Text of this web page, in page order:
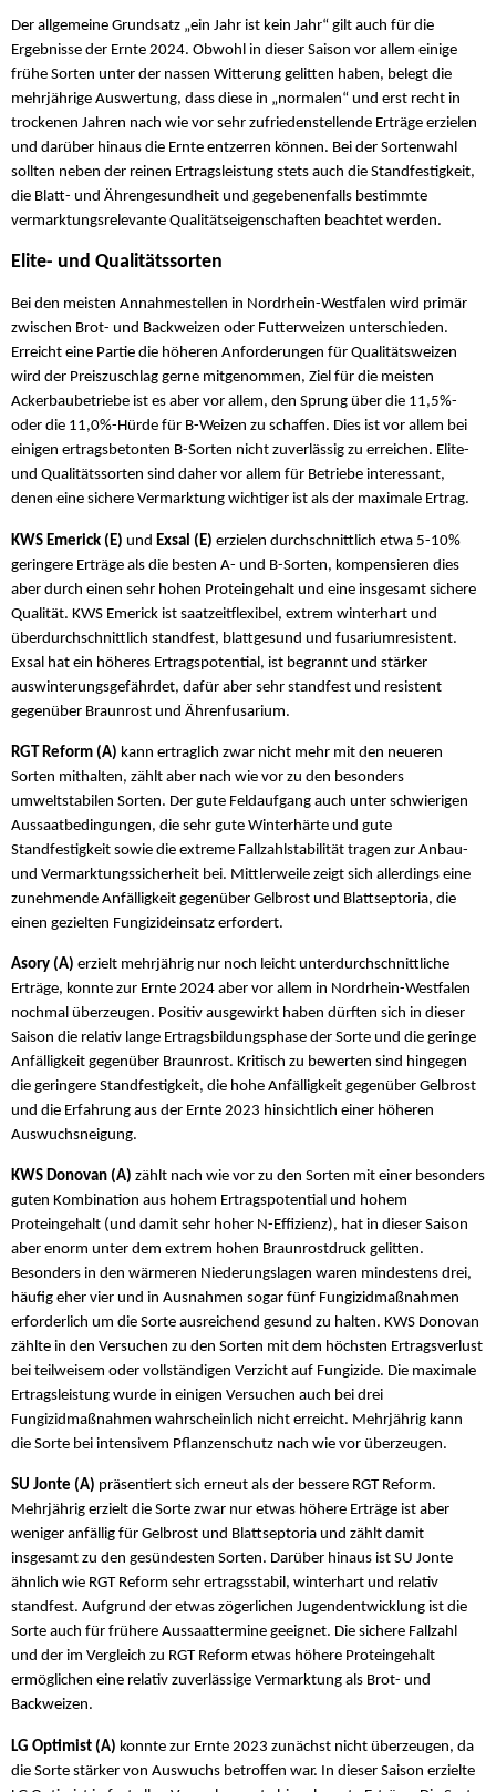
Der allgemeine Grundsatz „ein Jahr ist kein Jahr“ gilt auch für die
Ergebnisse der Ernte 2024. Obwohl in dieser Saison vor allem einige
frühe Sorten unter der nassen Witterung gelitten haben, belegt die
mehrjährige Auswertung, dass diese in „normalen“ und erst recht in
trockenen Jahren nach wie vor sehr zufriedenstellende Erträge erzielen
und darüber hinaus die Ernte entzerren können. Bei der Sortenwahl
sollten neben der reinen Ertragsleistung stets auch die Standfestigkeit,
die Blatt- und Ährengesundheit und gegebenenfalls bestimmte
vermarktungsrelevante Qualitätseigenschaften beachtet werden.
Elite- und Qualitätssorten
Bei den meisten Annahmestellen in Nordrhein-Westfalen wird primär
zwischen Brot- und Backweizen oder Futterweizen unterschieden.
Erreicht eine Partie die höheren Anforderungen für Qualitätsweizen
wird der Preiszuschlag gerne mitgenommen, Ziel für die meisten
Ackerbaubetriebe ist es aber vor allem, den Sprung über die 11,5%-
oder die 11,0%-Hürde für B-Weizen zu schaffen. Dies ist vor allem bei
einigen ertragsbetonten B-Sorten nicht zuverlässig zu erreichen. Elite-
und Qualitätssorten sind daher vor allem für Betriebe interessant,
denen eine sichere Vermarktung wichtiger ist als der maximale Ertrag.
KWS Emerick (E) und Exsal (E) erzielen durchschnittlich etwa 5-10%
geringere Erträge als die besten A- und B-Sorten, kompensieren dies
aber durch einen sehr hohen Proteingehalt und eine insgesamt sichere
Qualität. KWS Emerick ist saatzeitflexibel, extrem winterhart und
überdurchschnittlich standfest, blattgesund und fusariumresistent.
Exsal hat ein höheres Ertragspotential, ist begrannt und stärker
auswinterungsgefährdet, dafür aber sehr standfest und resistent
gegenüber Braunrost und Ährenfusarium.
RGT Reform (A) kann ertraglich zwar nicht mehr mit den neueren
Sorten mithalten, zählt aber nach wie vor zu den besonders
umweltstabilen Sorten. Der gute Feldaufgang auch unter schwierigen
Aussaatbedingungen, die sehr gute Winterhärte und gute
Standfestigkeit sowie die extreme Fallzahlstabilität tragen zur Anbau-
und Vermarktungssicherheit bei. Mittlerweile zeigt sich allerdings eine
zunehmende Anfälligkeit gegenüber Gelbrost und Blattseptoria, die
einen gezielten Fungizideinsatz erfordert.
Asory (A) erzielt mehrjährig nur noch leicht unterdurchschnittliche
Erträge, konnte zur Ernte 2024 aber vor allem in Nordrhein-Westfalen
nochmal überzeugen. Positiv ausgewirkt haben dürften sich in dieser
Saison die relativ lange Ertragsbildungsphase der Sorte und die geringe
Anfälligkeit gegenüber Braunrost. Kritisch zu bewerten sind hingegen
die geringere Standfestigkeit, die hohe Anfälligkeit gegenüber Gelbrost
und die Erfahrung aus der Ernte 2023 hinsichtlich einer höheren
Auswuchsneigung.
KWS Donovan (A) zählt nach wie vor zu den Sorten mit einer besonders
guten Kombination aus hohem Ertragspotential und hohem
Proteingehalt (und damit sehr hoher N-Effizienz), hat in dieser Saison
aber enorm unter dem extrem hohen Braunrostdruck gelitten.
Besonders in den wärmeren Niederungslagen waren mindestens drei,
häufig eher vier und in Ausnahmen sogar fünf Fungizidmaßnahmen
erforderlich um die Sorte ausreichend gesund zu halten. KWS Donovan
zählte in den Versuchen zu den Sorten mit dem höchsten Ertragsverlust
bei teilweisem oder vollständigen Verzicht auf Fungizide. Die maximale
Ertragsleistung wurde in einigen Versuchen auch bei drei
Fungizidmaßnahmen wahrscheinlich nicht erreicht. Mehrjährig kann
die Sorte bei intensivem Pflanzenschutz nach wie vor überzeugen.
SU Jonte (A) präsentiert sich erneut als der bessere RGT Reform.
Mehrjährig erzielt die Sorte zwar nur etwas höhere Erträge ist aber
weniger anfällig für Gelbrost und Blattseptoria und zählt damit
insgesamt zu den gesündesten Sorten. Darüber hinaus ist SU Jonte
ähnlich wie RGT Reform sehr ertragsstabil, winterhart und relativ
standfest. Aufgrund der etwas zögerlichen Jugendentwicklung ist die
Sorte auch für frühere Aussaattermine geeignet. Die sichere Fallzahl
und der im Vergleich zu RGT Reform etwas höhere Proteingehalt
ermöglichen eine relativ zuverlässige Vermarktung als Brot- und
Backweizen.
LG Optimist (A) konnte zur Ernte 2023 zunächst nicht überzeugen, da
die Sorte stärker von Auswuchs betroffen war. In dieser Saison erzielte